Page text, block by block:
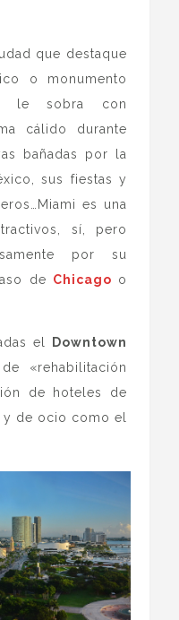
que destaque
o monumento
le sobra con
cálido durante
bañadas por la
sus fiestas y
es una
sí, pero
por su
de Chicago o
el
Downtown
«rehabilitación
de hoteles de
de ocio como el